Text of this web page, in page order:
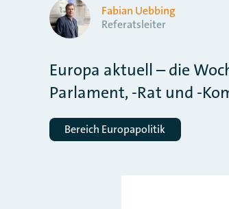
Fabian Uebbing
Referatsleiter
Europa aktuell – die
Parlament, -Rat und -
Bereich Europapolitik